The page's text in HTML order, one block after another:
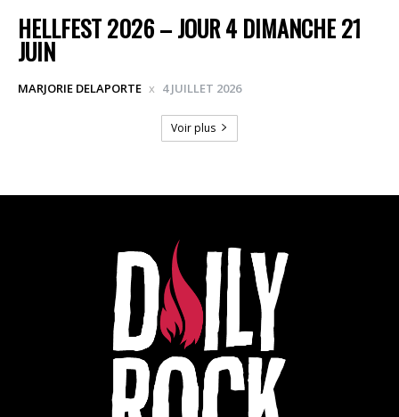
HELLFEST 2026 – JOUR 4 DIMANCHE 21
JUIN
MARJORIE DELAPORTE 4 JUILLET 2026
Voir plus